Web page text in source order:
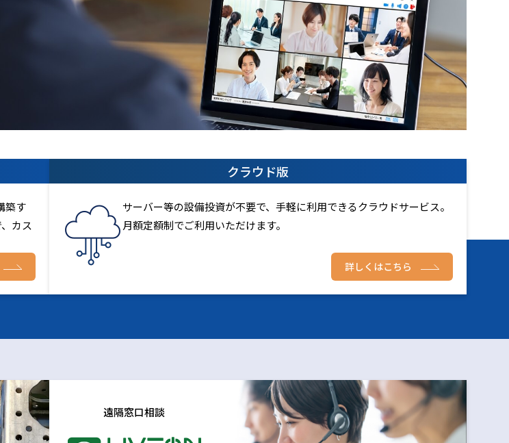
築す
カス
クラウド版
サーバー等の設備投資が不要で、手軽に利用できるクラウドサービス。
月額定額制でご利用いただけます。
詳しくはこちら
遠隔窓口相談